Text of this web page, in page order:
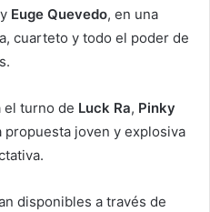
y Euge Quevedo, en una
cuarteto y todo el poder de
el turno de Luck Ra, Pinky
propuesta joven y explosiva
disponibles a través de